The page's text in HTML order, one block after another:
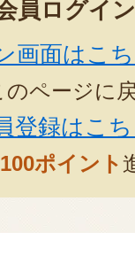
2024年09
注文、時間差
これもまた美
2024年09月08
は赤い少し
員ログイ
画面はこ
のページに
登録はこ
100ポイント